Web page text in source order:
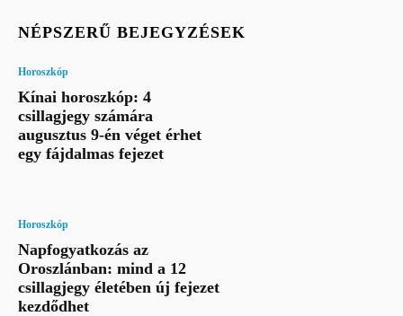
NÉPSZERŰ BEJEGYZÉSEK
Horoszkóp
Kínai horoszkóp: 4
csillagjegy számára
augusztus 9-én véget érhet
egy fájdalmas fejezet
Horoszkóp
Napfogyatkozás az
Oroszlánban: mind a 12
csillagjegy életében új fejezet
kezdődhet